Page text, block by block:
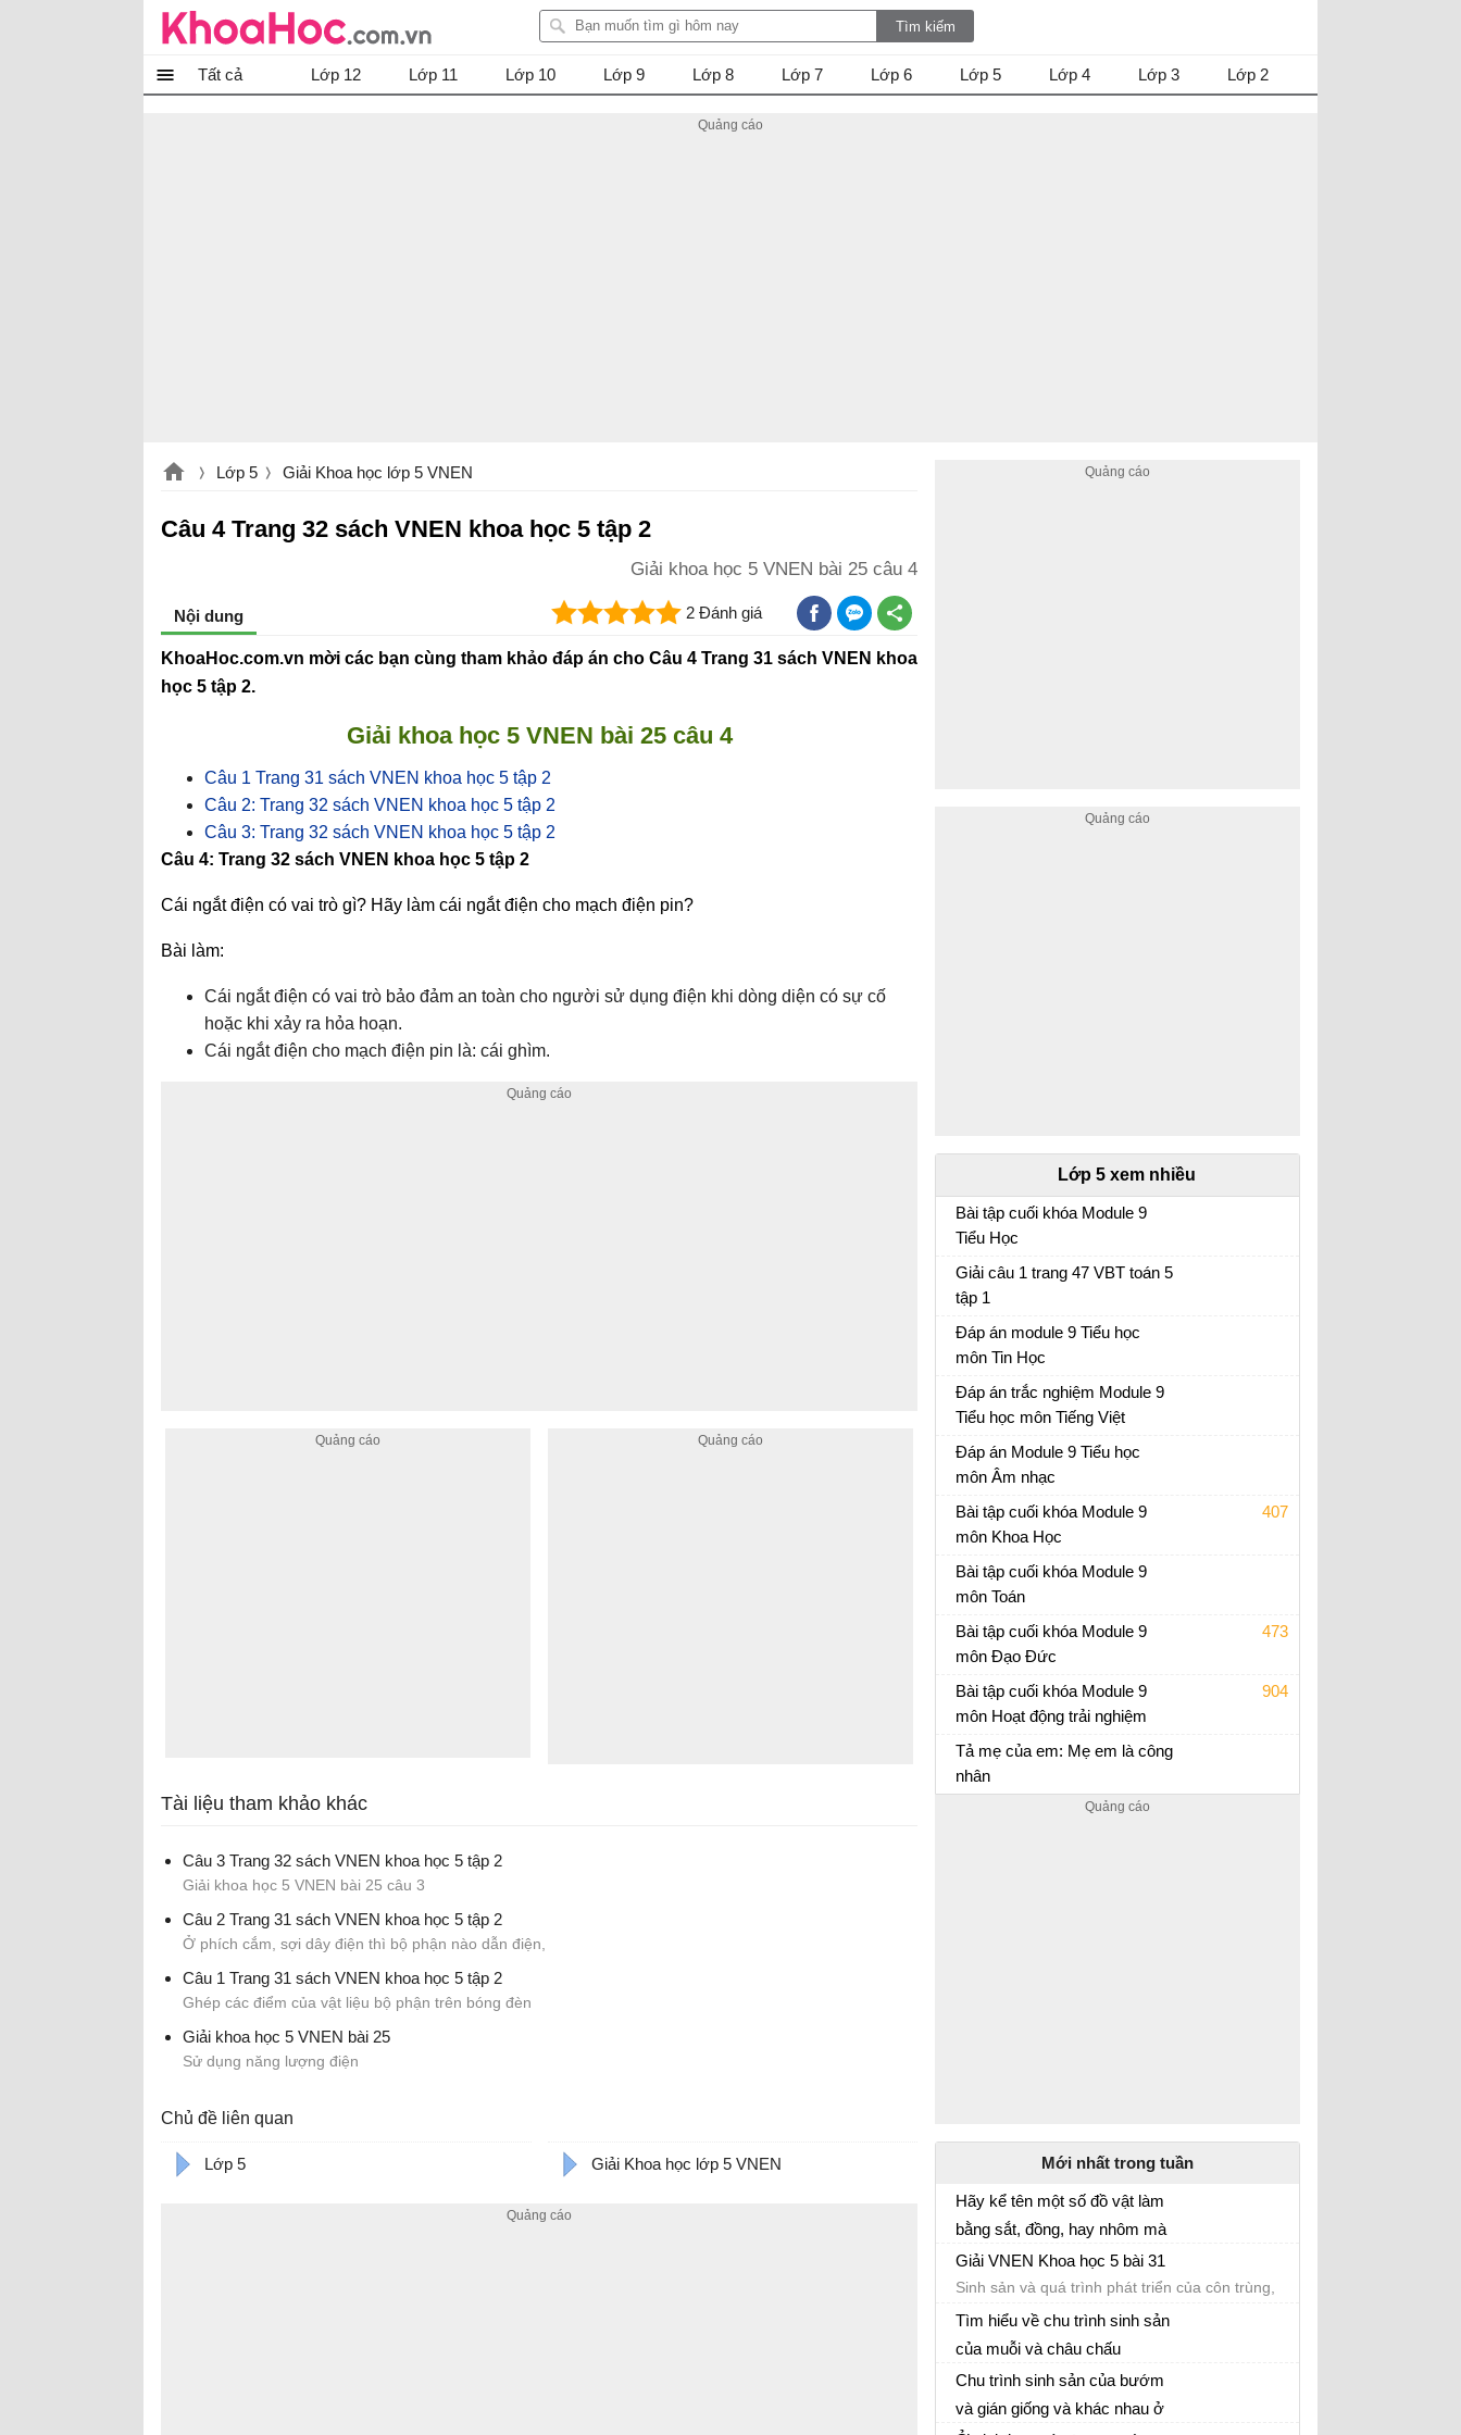
Tất cả Lớp 12 Lớp 11 Lớp 10 Lớp 9 Lớp 8 Lớp 7 Lớp 6 Lớp 5 Lớp 4 Lớp 3 Lớp 2
Lớp 5 Giải Khoa học lớp 5 VNEN
Câu 4 Trang 32 sách VNEN khoa học 5 tập 2
Giải khoa học 5 VNEN bài 25 câu 4
Nội dung 2 Đánh giá
KhoaHoc.com.vn mời các bạn cùng tham khảo đáp án cho Câu 4 Trang 31 sách VNEN khoa
học 5 tập 2.
Giải khoa học 5 VNEN bài 25 câu 4
Câu 1 Trang 31 sách VNEN khoa học 5 tập 2
Câu 2: Trang 32 sách VNEN khoa học 5 tập 2
Câu 3: Trang 32 sách VNEN khoa học 5 tập 2
Câu 4: Trang 32 sách VNEN khoa học 5 tập 2
Cái ngắt điện có vai trò gì? Hãy làm cái ngắt điện cho mạch điện pin?
Bài làm:
Cái ngắt điện có vai trò bảo đảm an toàn cho người sử dụng điện khi dòng diện có sự cố
hoặc khi xảy ra hỏa hoạn.
Cái ngắt điện cho mạch điện pin là: cái ghìm.
Tài liệu tham khảo khác
Câu 3 Trang 32 sách VNEN khoa học 5 tập 2
Giải khoa học 5 VNEN bài 25 câu 3
Câu 2 Trang 31 sách VNEN khoa học 5 tập 2
Ở phích cắm, sợi dây điện thì bộ phận nào dẫn điện,
bộ phận nào cách điện?
Câu 1 Trang 31 sách VNEN khoa học 5 tập 2
Ghép các điểm của vật liệu bộ phận trên bóng đèn
sao cho phù hợp?
Giải khoa học 5 VNEN bài 25
Sử dụng năng lượng điện
Chủ đề liên quan
Lớp 5 Giải Khoa học lớp 5 VNEN
Lớp 5 xem nhiều
Bài tập cuối khóa Module 9
Tiểu Học
Bài tập cuối khóa Module 9 Tiểu Học đầy đủ
Giải câu 1 trang 47 VBT toán 5
tập 1
Đáp án module 9 Tiểu học
môn Tin Học
Đáp án trắc nghiệm Module 9 Tiểu học
Đáp án trắc nghiệm Module 9
Tiểu học môn Tiếng Việt
Đáp án trắc nghiệm Module 9 Tiểu học
Đáp án Module 9 Tiểu học
môn Âm nhạc
Đáp án trắc nghiệm Module 9 Tiểu học
Bài tập cuối khóa Module 9
môn Khoa Học
407
Bài tập cuối khóa Module 9 Tiểu Học
Bài tập cuối khóa Module 9
môn Toán
Bài tập cuối khóa Module 9 Tiểu Học
Bài tập cuối khóa Module 9
môn Đạo Đức
473
Bài tập cuối khóa Module 9 Tiểu Học
Bài tập cuối khóa Module 9
môn Hoạt động trải nghiệm
904
Bài tập cuối khóa Module 9 Tiểu Học
Tả mẹ của em: Mẹ em là công
nhân
Bài văn tả mẹ lớp 5
Mới nhất trong tuần
Hãy kể tên một số đồ vật làm
bằng sắt, đồng, hay nhôm mà
em biết?
Khoa học 5 bài 13: Sắt, nhôm, đồng
Giải VNEN Khoa học 5 bài 31
Sinh sản và quá trình phát triển của côn trùng,
ếch
Tìm hiểu về chu trình sinh sản
của muỗi và châu chấu
Giải VNEN Khoa học 5 bài 31
Chu trình sinh sản của bướm
và gián giống và khác nhau ở
Giải VNEN Khoa học 5 bài 31